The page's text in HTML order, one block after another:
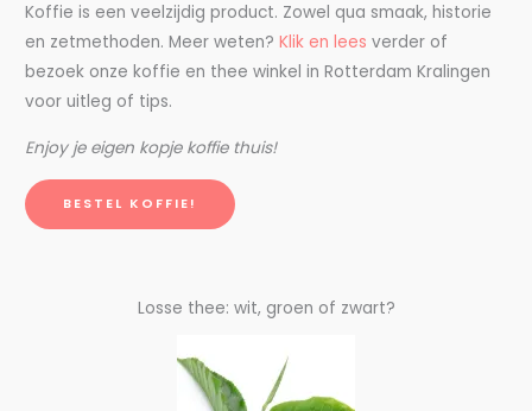
Koffie is een veelzijdig product. Zowel qua smaak, historie
en zetmethoden. Meer weten? Klik en lees verder of
bezoek onze koffie en thee winkel in Rotterdam Kralingen
voor uitleg of tips.
Enjoy je eigen kopje koffie thuis!
BESTEL KOFFIE!
Losse thee: wit, groen of zwart?